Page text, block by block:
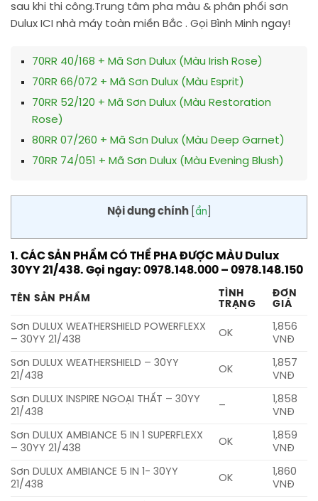
sau khi thi công.Trung tâm pha màu & phân phối sơn
Dulux ICI nhà máy toàn miền Bắc . Gọi Bình Minh ngay!
70RR 40/168 + Mã Sơn Dulux (Màu Irish Rose)
70RR 66/072 + Mã Sơn Dulux (Màu Esprit)
70RR 52/120 + Mã Sơn Dulux (Màu Restoration
Rose)
80RR 07/260 + Mã Sơn Dulux (Màu Deep Garnet)
70RR 74/051 + Mã Sơn Dulux (Màu Evening Blush)
Nội dung chính ẩn
1. CÁC SẢN PHẨM CÓ THỂ PHA ĐƯỢC MÀU Dulux
30YY 21/438. Gọi ngay: 0978.148.000 – 0978.148.150
TÊN SẢN PHẨM
TÌNH
TRẠNG
ĐƠN
GIÁ
Sơn DULUX WEATHERSHIELD POWERFLEXX
– 30YY 21/438
OK
1,856
VNĐ
Sơn DULUX WEATHERSHIELD – 30YY
21/438
OK
1,857
VNĐ
Sơn DULUX INSPIRE NGOẠI THẤT – 30YY
21/438
–
1,858
VNĐ
Sơn DULUX AMBIANCE 5 IN 1 SUPERFLEXX
– 30YY 21/438
OK
1,859
VNĐ
Sơn DULUX AMBIANCE 5 IN 1- 30YY
21/438
OK
1,860
VNĐ